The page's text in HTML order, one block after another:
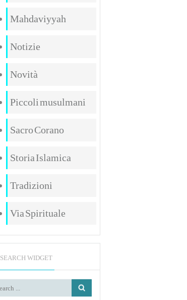
Mahdaviyyah
Notizie
Novità
Piccoli musulmani
Sacro Corano
Storia Islamica
Tradizioni
Via Spirituale
SEARCH WIDGET